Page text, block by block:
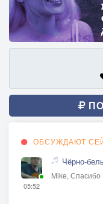
ОБСУЖДАЮТ
05:52
Чёрно-
Mike, Спасибо